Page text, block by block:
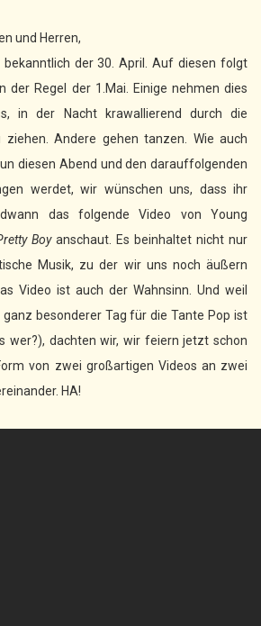
und Herren,
bekanntlich der 30. April. Auf diesen folgt
der Regel der 1.Mai. Einige nehmen dies
in der Nacht krawallierend durch die
ziehen. Andere gehen tanzen. Wie auch
diesen Abend und den darauffolgenden
werdet, wir wünschen uns, dass ihr
das folgende Video von Young
Boy anschaut. Es beinhaltet nicht nur
Musik, zu der wir uns noch äußern
Video ist auch der Wahnsinn. Und weil
besonderer Tag für die Tante Pop ist
wer?), dachten wir, wir feiern jetzt schon
von zwei großartigen Videos an zwei
HA!